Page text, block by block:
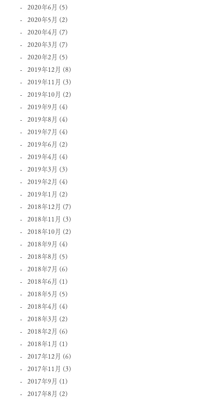
2020年6月 (5)
2020年5月 (2)
2020年4月 (7)
2020年3月 (7)
2020年2月 (5)
2019年12月 (8)
2019年11月 (3)
2019年10月 (2)
2019年9月 (4)
2019年8月 (4)
2019年7月 (4)
2019年6月 (2)
2019年4月 (4)
2019年3月 (3)
2019年2月 (4)
2019年1月 (2)
2018年12月 (7)
2018年11月 (3)
2018年10月 (2)
2018年9月 (4)
2018年8月 (5)
2018年7月 (6)
2018年6月 (1)
2018年5月 (5)
2018年4月 (4)
2018年3月 (2)
2018年2月 (6)
2018年1月 (1)
2017年12月 (6)
2017年11月 (3)
2017年9月 (1)
2017年8月 (2)